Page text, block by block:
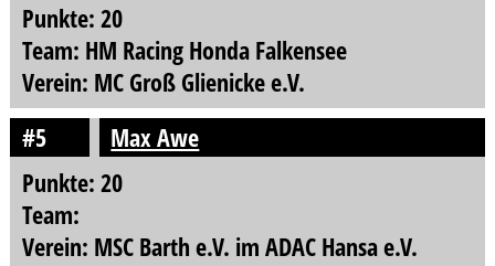
Punkte: 20
Team: HM Racing Honda Falkensee
Verein: MC Groß Glienicke e.V.
#5
Max Awe
Punkte: 20
Team:
Verein: MSC Barth e.V. im ADAC Hansa e.V.